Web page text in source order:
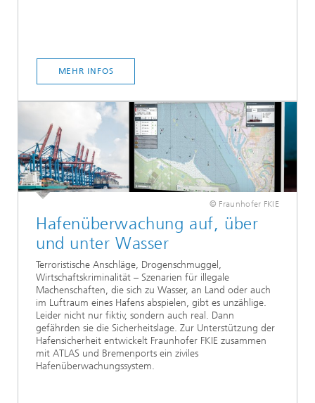
MEHR INFOS
© Fraunhofer FKIE
Hafenüberwachung auf, über
und unter Wasser
Terroristische Anschläge, Drogenschmuggel,
Wirtschaftskriminalität – Szenarien für illegale
Machenschaften, die sich zu Wasser, an Land oder auch
im Luftraum eines Hafens abspielen, gibt es unzählige.
Leider nicht nur fiktiv, sondern auch real. Dann
gefährden sie die Sicherheitslage. Zur Unterstützung der
Hafensicherheit entwickelt Fraunhofer FKIE zusammen
mit ATLAS und Bremenports ein ziviles
Hafenüberwachungssystem.